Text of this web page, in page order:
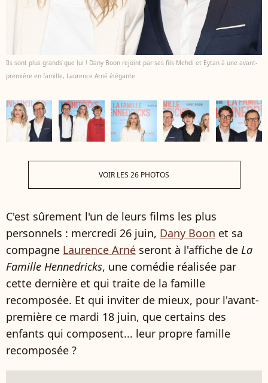
Ils sont plus grands que lui ! Dany Boon rejoint par ses fils Mehdi et Eytan à une avant-
première en famille, Laurence Arné élégante
VOIR LES 26 PHOTOS
C'est sûrement l'un de leurs films les plus
personnels : mercredi 26 juin, Dany Boon et sa
compagne Laurence Arné seront à l'affiche de La
Famille Hennedricks, une comédie réalisée par
cette dernière et qui traite de la famille
recomposée. Et qui inviter de mieux, pour l'avant-
première ce mardi 18 juin, que certains des
enfants qui composent... leur propre famille
recomposée ?